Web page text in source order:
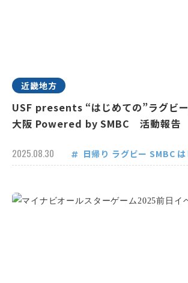
近畿地方
USF presents “はじめての”ラグビ
大阪 Powered by SMBC 活動報告
2025.08.30 日帰り ラグビー SMBC